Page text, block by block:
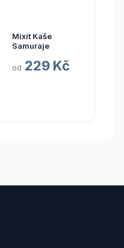
Mixit Kaše
Samuraje
od 229 Kč